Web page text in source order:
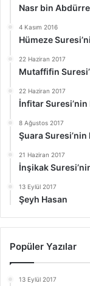
Nasr bin
4 Kasım 2016
Hümeze
22 Haziran 2017
Mutaffifin
22 Haziran 2017
İnfitar Suresi’nin
8 Ağustos 2017
Şuara Suresi’nin
21 Haziran 2017
İnşikak
13 Eylül 2017
Şeyh Hasan
Popüler Yazılar
13 Eylül 2017